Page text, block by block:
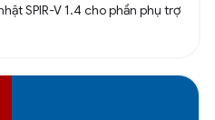
SPIR-V 1.4 cho phần phụ trợ